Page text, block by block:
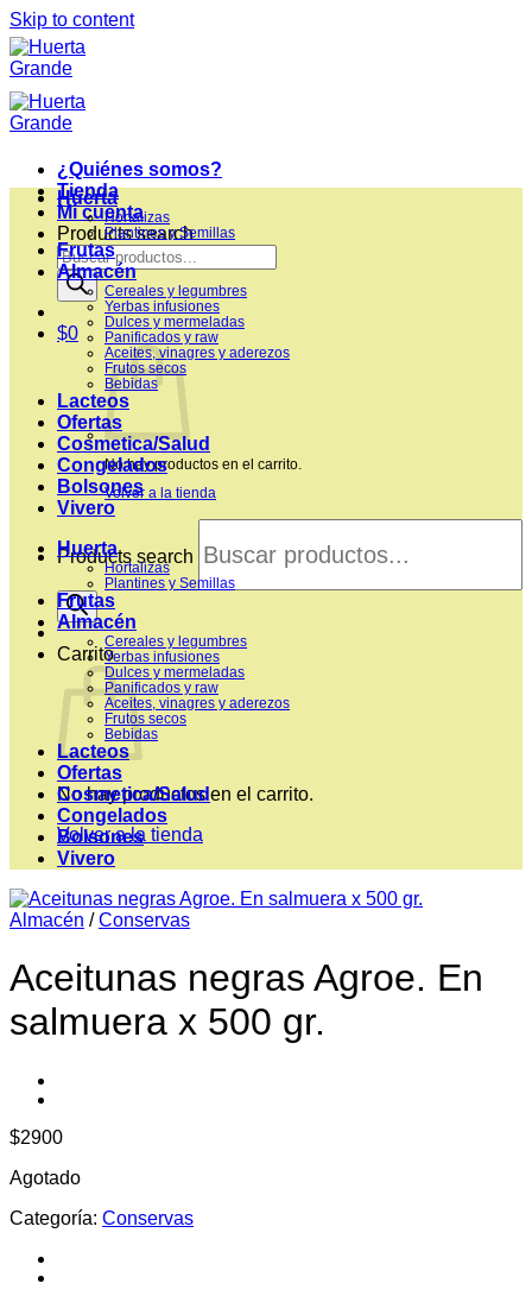
Skip to content
¿Quiénes somos?
Tienda
Mi cuenta
Products search
$0
No hay productos en el carrito.
Volver a la tienda
Products search
Carrito
No hay productos en el carrito.
Volver a la tienda
Huerta
Hortalizas
Plantines y Semillas
Frutas
Almacén
Cereales y legumbres
Yerbas infusiones
Dulces y mermeladas
Panificados y raw
Aceites, vinagres y aderezos
Frutos secos
Bebidas
Lacteos
Ofertas
Cosmetica/Salud
Congelados
Bolsones
Vivero
Huerta
Hortalizas
Plantines y Semillas
Frutas
Almacén
Cereales y legumbres
Yerbas infusiones
Dulces y mermeladas
Panificados y raw
Aceites, vinagres y aderezos
Frutos secos
Bebidas
Lacteos
Ofertas
Cosmetica/Salud
Congelados
Bolsones
Vivero
Almacén / Conservas
Aceitunas negras Agroe. En
salmuera x 500 gr.
$2900
Agotado
Categoría: Conservas